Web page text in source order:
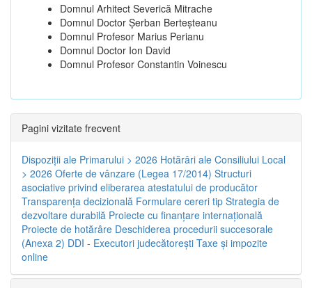
Domnul Arhitect Severică Mitrache
Domnul Doctor Șerban Berteșteanu
Domnul Profesor Marius Perianu
Domnul Doctor Ion David
Domnul Profesor Constantin Voinescu
Pagini vizitate frecvent
Dispoziţii ale Primarului > 2026 Hotărâri ale Consiliului Local
> 2026 Oferte de vânzare (Legea 17/2014) Structuri
asociative privind eliberarea atestatului de producător
Transparenţa decizională Formulare cereri tip Strategia de
dezvoltare durabilă Proiecte cu finanţare internaţională
Proiecte de hotărâre Deschiderea procedurii succesorale
(Anexa 2) DDI - Executori judecătorești Taxe şi impozite
online